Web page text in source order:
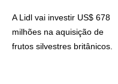
A Lidl vai investir US$ 678
milhões na aquisição de
frutos silvestres britânicos.